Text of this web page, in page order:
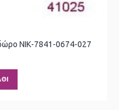
ΝΙΚ-7841-0674-027